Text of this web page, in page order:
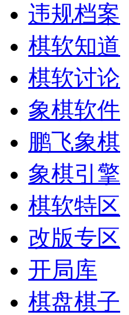
违规档案
棋软知道
棋软讨论
象棋软件
鹏飞象棋
象棋引擎
棋软特区
改版专区
开局库
棋盘棋子